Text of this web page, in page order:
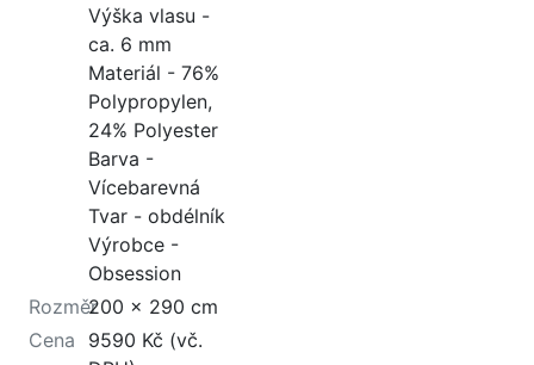
Výška vlasu -
ca. 6 mm
Materiál - 76%
Polypropylen,
24% Polyester
Barva -
Vícebarevná
Tvar - obdélník
Výrobce -
Obsession
Rozměr200 x 290 cm
Cena
9590 Kč (vč.